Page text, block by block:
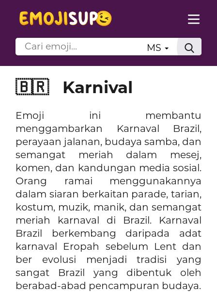
MS
🇧🇷 Karnival
Emoji ini membantu
menggambarkan Karnaval Brazil,
perayaan jalanan, budaya samba, dan
semangat meriah dalam mesej,
komen, dan kandungan media sosial.
Orang ramai menggunakannya
dalam siaran berkaitan parade, tarian,
kostum, muzik, manik, dan semangat
meriah karnaval di Brazil. Karnaval
Brazil berkembang daripada adat
karnaval Eropah sebelum Lent dan
ber evolusi menjadi tradisi yang
sangat Brazil yang dibentuk oleh
berabad-abad pencampuran budaya.